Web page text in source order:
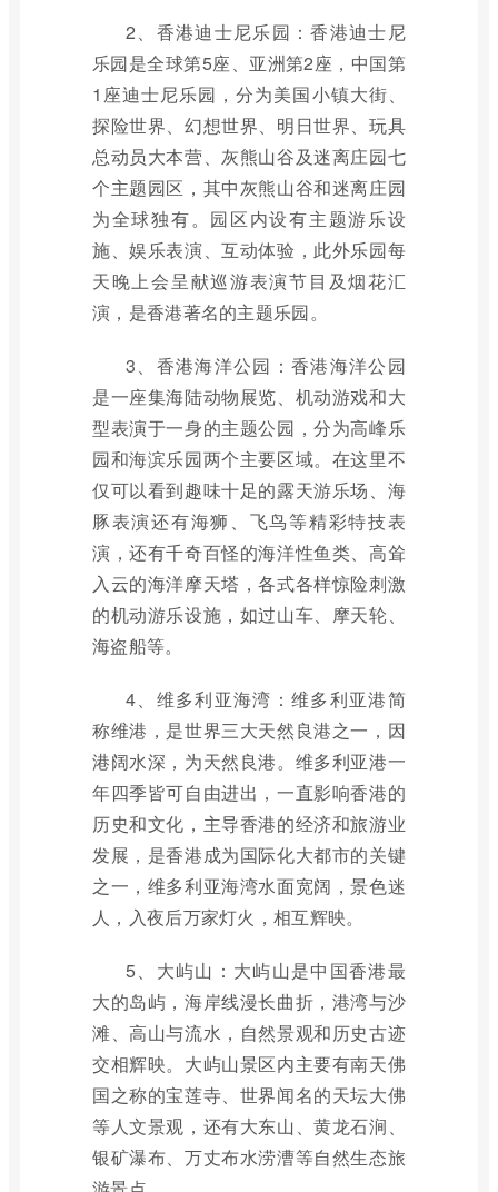
2、香港迪士尼乐园：香港迪士尼
乐园是全球第5座、亚洲第2座，中国第
1座迪士尼乐园，分为美国小镇大街、
探险世界、幻想世界、明日世界、玩具
总动员大本营、灰熊山谷及迷离庄园七
个主题园区，其中灰熊山谷和迷离庄园
为全球独有。园区内设有主题游乐设
施、娱乐表演、互动体验，此外乐园每
天晚上会呈献巡游表演节目及烟花汇
演，是香港著名的主题乐园。
3、香港海洋公园：香港海洋公园
是一座集海陆动物展览、机动游戏和大
型表演于一身的主题公园，分为高峰乐
园和海滨乐园两个主要区域。在这里不
仅可以看到趣味十足的露天游乐场、海
豚表演还有海狮、飞鸟等精彩特技表
演，还有千奇百怪的海洋性鱼类、高耸
入云的海洋摩天塔，各式各样惊险刺激
的机动游乐设施，如过山车、摩天轮、
海盗船等。
4、维多利亚海湾：维多利亚港简
称维港，是世界三大天然良港之一，因
港阔水深，为天然良港。维多利亚港一
年四季皆可自由进出，一直影响香港的
历史和文化，主导香港的经济和旅游业
发展，是香港成为国际化大都市的关键
之一，维多利亚海湾水面宽阔，景色迷
人，入夜后万家灯火，相互辉映。
5、大屿山：大屿山是中国香港最
大的岛屿，海岸线漫长曲折，港湾与沙
滩、高山与流水，自然景观和历史古迹
交相辉映。大屿山景区内主要有南天佛
国之称的宝莲寺、世界闻名的天坛大佛
等人文景观，还有大东山、黄龙石涧、
银矿瀑布、万丈布水涝漕等自然生态旅